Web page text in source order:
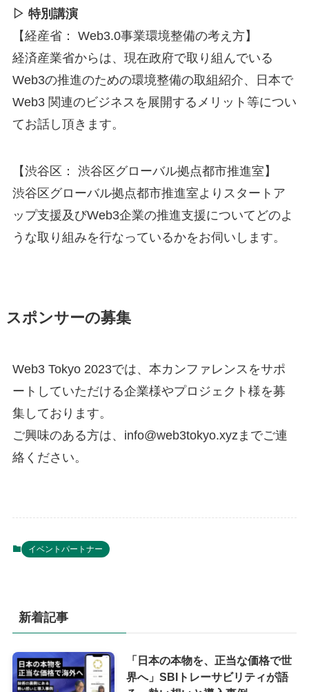
▷ 特別講演
【経産省： Web3.0事業環境整備の考え方】
経済産業省からは、現在政府で取り組んでいる
Web3の推進のための環境整備の取組紹介、日本で
Web3 関連のビジネスを展開するメリット等につい
てお話し頂きます。
【渋谷区： 渋谷区グローバル拠点都市推進室】
渋谷区グローバル拠点都市推進室よりスタートア
ップ支援及びWeb3企業の推進支援についてどのよ
うな取り組みを行なっているかをお伺いします。
スポンサーの募集
Web3 Tokyo 2023では、本カンファレンスをサポ
ートしていただける企業様やプロジェクト様を募
集しております。
ご興味のある方は、info@web3tokyo.xyzまでご連
絡ください。
イベントパートナー
新着記事
「日本の本物を、正当な価格で世
界へ」SBIトレーサビリティが語